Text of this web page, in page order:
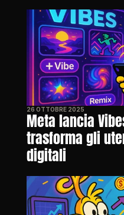
26 OTTOBRE 2025
Meta lancia
trasforma gli
digitali